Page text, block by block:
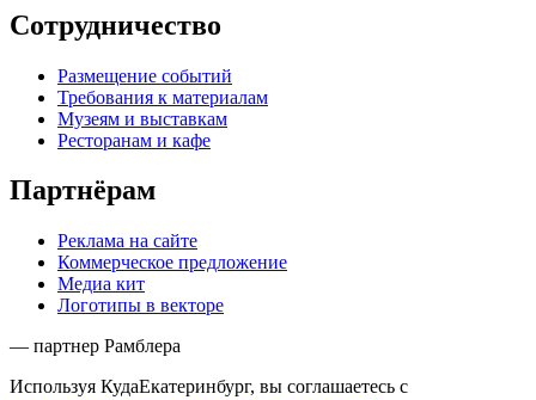
Сотрудничество
Размещение событий
Требования к материалам
Музеям и выставкам
Ресторанам и кафе
Партнёрам
Реклама на сайте
Коммерческое предложение
Медиа кит
Логотипы в векторе
— партнер Рамблера
Используя КудаЕкатеринбург, вы соглашаетесь с